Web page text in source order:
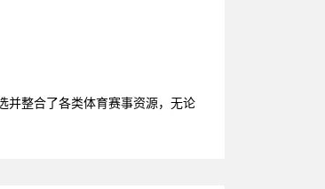
并整合了各类体育赛事资源，无论